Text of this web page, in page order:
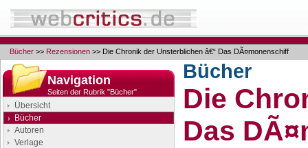
Bücher >> Rezensionen >> Die Chronik der Unsterblichen â€“ Das DÃ¤monenschiff
Navigation
Seiten der Rubrik "Bücher"
Übersicht
Bücher
Autoren
Verlage
Bücher
Die
Das